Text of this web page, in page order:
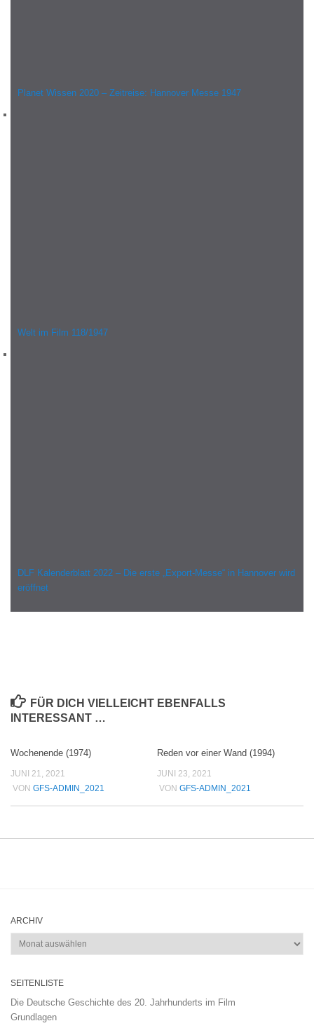
Planet Wissen 2020 – Zeitreise: Hannover Messe 1947
Welt im Film 118/1947
DLF Kalenderblatt 2022 – Die erste „Export-Messe“ in Hannover wird
eröffnet
FÜR DICH VIELLEICHT EBENFALLS
INTERESSANT …
Wochenende (1974)
JUNI 21, 2021
VON GFS-ADMIN_2021
Reden vor einer Wand (1994)
JUNI 23, 2021
VON GFS-ADMIN_2021
ARCHIV
Archiv
SEITENLISTE
Die Deutsche Geschichte des 20. Jahrhunderts im Film
Grundlagen